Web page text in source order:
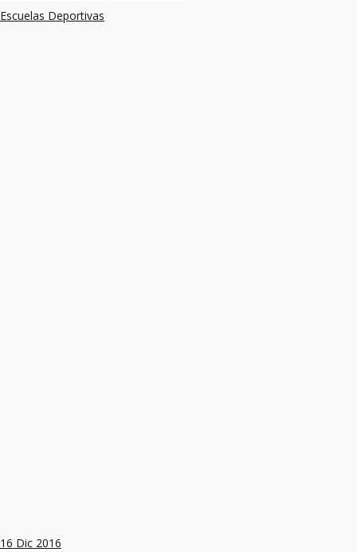
Escuelas Deportivas
16 Dic 2016